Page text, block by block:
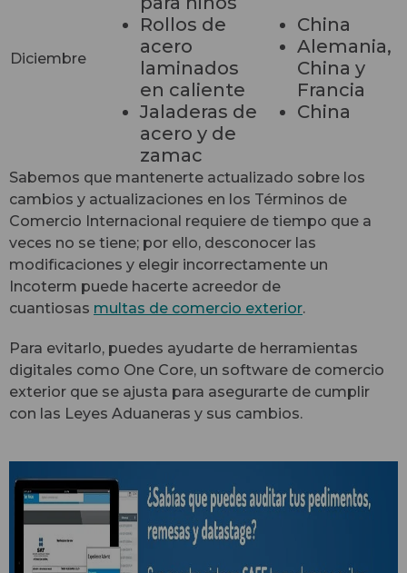
Diciembre
Rollos de
acero
laminados
en caliente
Jaladeras de
acero y de
zamac
China
Alemania,
China y
Francia
China
Sabemos que mantenerte actualizado sobre los
cambios y actualizaciones en los Términos de
Comercio Internacional requiere de tiempo que a
veces no se tiene; por ello, desconocer las
modificaciones y elegir incorrectamente un
Incoterm puede hacerte acreedor de
cuantiosas multas de comercio exterior.
Para evitarlo, puedes ayudarte de herramientas
digitales como One Core, un software de comercio
exterior que se ajusta para asegurarte de cumplir
con las Leyes Aduaneras y sus cambios.